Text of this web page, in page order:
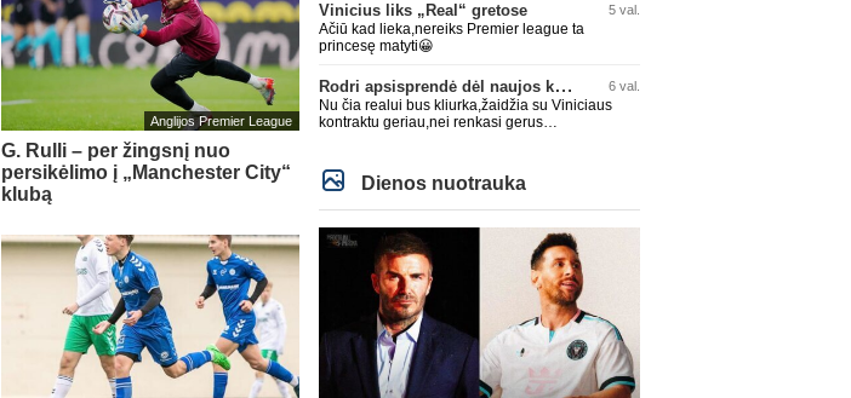
Anglijos Premier League
G. Rulli – per žingsnį nuo
persikėlimo į „Manchester City“
klubą
Vinicius liks „Real“ gretose 5 val.
Ačiū kad lieka,nereiks Premier league ta
princesę matyti😀
Rodri apsisprendė dėl naujos komandos 6 val.
Nu čia realui bus kliurka,žaidžia su Viniciaus
kontraktu geriau,nei renkasi gerus
Dienos nuotrauka